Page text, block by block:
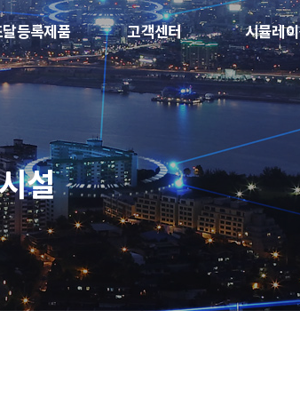
등록제품 고객센터 시뮬레
설